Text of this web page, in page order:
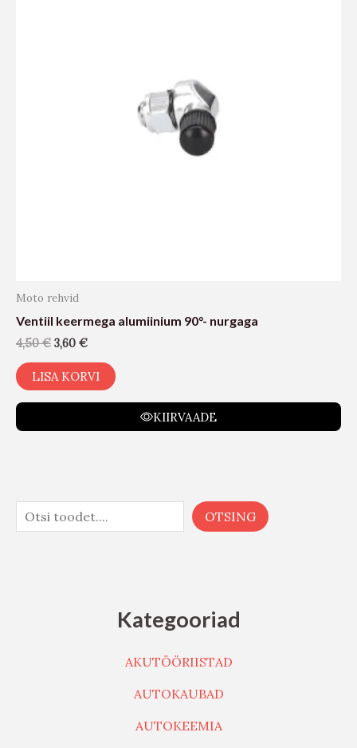
OTSING
Kategooriad
AKUTÖÖRIISTAD
AUTOKAUBAD
AUTOKEEMIA
Moto rehvid
Ventiil keermega alumiinium 90°- nurgaga
4,50€ 3,60 €
LISA KORVI
KIIRVAADE